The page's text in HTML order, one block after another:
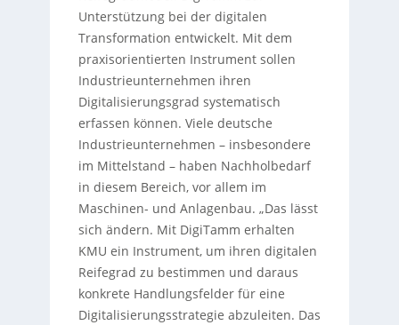
Unterstützung bei der digitalen
Transformation entwickelt. Mit dem
praxisorientierten Instrument sollen
Industrieunternehmen ihren
Digitalisierungsgrad systematisch
erfassen können. Viele deutsche
Industrieunternehmen – insbesondere
im Mittelstand – haben Nachholbedarf
in diesem Bereich, vor allem im
Maschinen- und Anlagenbau. „Das lässt
sich ändern. Mit DigiTamm erhalten
KMU ein Instrument, um ihren digitalen
Reifegrad zu bestimmen und daraus
konkrete Handlungsfelder für eine
Digitalisierungsstrategie abzuleiten. Das